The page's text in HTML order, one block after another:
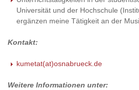
Universität und der Hochschule
ergänzen meine Tätigkeit an der
Kontakt:
kumetat(at)osnabrueck.de
Weitere Informationen unter: